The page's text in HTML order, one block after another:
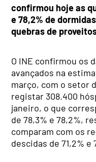
confirmou hoje as
e 78,2% de
quebras de
O INE confirmou os
avançados na
março, com o setor
registar 308.400
janeiro, o que
de 78,3% e 78,2%,
comparam com os
descidas de 71,2% e